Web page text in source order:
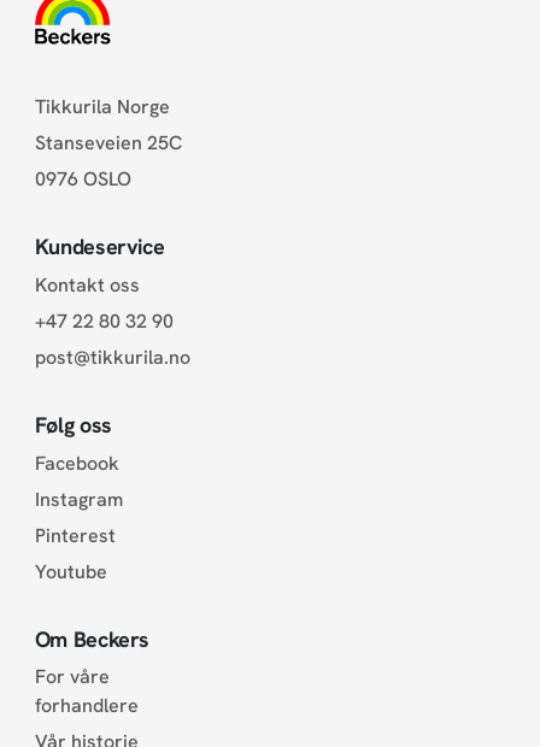
Tikkurila Norge
Stanseveien 25C
0976 OSLO
Kundeservice
Kontakt oss
+47 22 80 32 90
post@tikkurila.no
Følg oss
Facebook
Instagram
Pinterest
Youtube
Om Beckers
For våre
forhandlere
Vår historie